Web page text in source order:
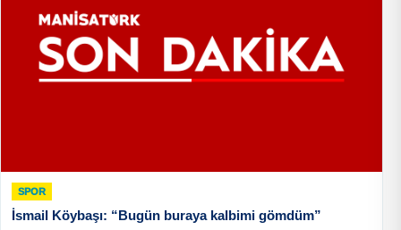
SPOR
İsmail Köybaşı: “Bugün buraya kalbimi gömdüm”